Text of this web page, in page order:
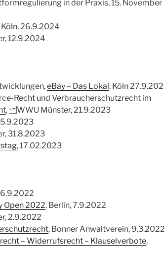
in der Praxis, 15. November
Köln, 26.9.2024
12.9.2024
eBay – Das Lokal, Köln
Recht und Verbraucherschutzrecht im
, WWU Münster, 21.9.2023
31.8.2023
, 17.02.2023
Open 2022, Berlin, 7.9.2022
2.9.2022
, Bonner Anwaltverein, 9.3.2022
– Widerrufsrecht – Klauselverbote,